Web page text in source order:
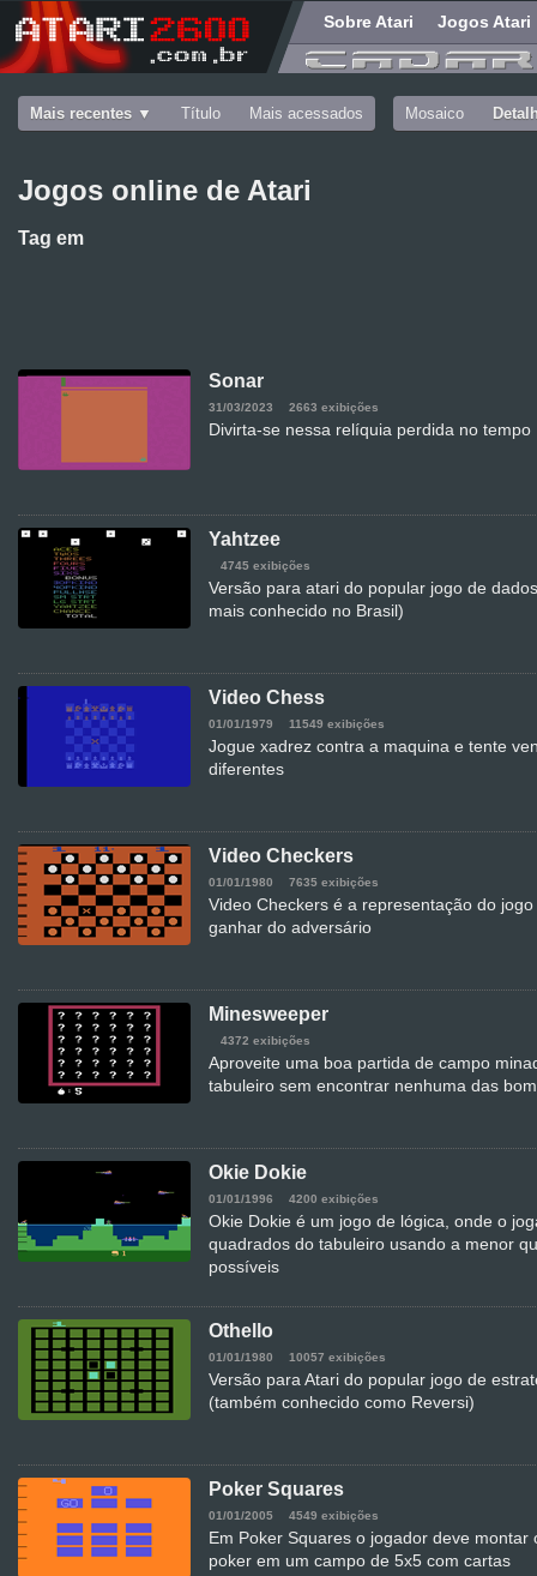
Sobre Atari Jogos Atari
Mais recentes Título Mais acessados Mosaico
Jogos online de Atari
Tag em
Sonar
31/03/2023 2663 exibições
Divirta-se nessa relíquia perdida no tempo
Yahtzee
4745 exibições
Versão para atari do popular jogo de
mais conhecido no Brasil)
Video Chess
01/01/1979 11549 exibições
Jogue xadrez contra a maquina e tente
diferentes
Video Checkers
01/01/1980 7635 exibições
Video Checkers é a representação do
ganhar do adversário
Minesweeper
4372 exibições
Aproveite uma boa partida de campo
tabuleiro sem encontrar nenhuma das
Okie Dokie
01/01/1996 4200 exibições
Okie Dokie é um jogo de lógica, onde o
quadrados do tabuleiro usando a menor
possíveis
Othello
01/01/1980 10057 exibições
Versão para Atari do popular jogo de
(também conhecido como Reversi)
Poker Squares
01/01/2005 4549 exibições
Em Poker Squares o jogador deve
poker em um campo de 5x5 com cartas